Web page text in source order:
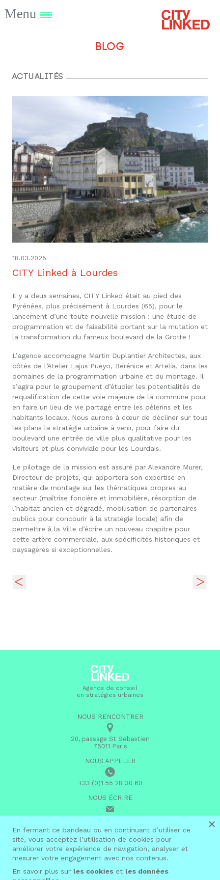
Blog
Actualités
18.03.2025
CITY Linked à Lourdes
Il y a deux semaines, CITY Linked était au pied des
Pyrénées, plus précisément à Lourdes (65), pour le
lancement d’une toute nouvelle mission : une étude de
programmation et de faisabilité portant sur la mutation et
la transformation du fameux boulevard de la Grotte !
L’agence accompagne Martin Duplantier Architectes, aux
côtés de l’Atelier Lajus Pueyo, Bérénice et Artelia, dans les
domaines de la programmation urbaine et du montage. Il
s’agira pour le groupement d’étudier les potentialités de
requalification de cette voie majeure de la commune pour
en faire un lieu de vie partagé entre les pèlerins et les
habitants locaux. Nous aurons à cœur de décliner sur tous
les plans la stratégie urbaine à venir, pour faire du
boulevard une entrée de ville plus qualitative pour les
visiteurs et plus conviviale pour les Lourdais.
Le pilotage de la mission est assuré par Alexandre Murer,
Directeur de projets, qui apportera son expertise en
matière de montage sur les thématiques propres au
secteur (maîtrise foncière et immobilière, résorption de
l’habitat ancien et dégradé, mobilisation de partenaires
publics pour concourir à la stratégie locale) afin de
permettre à la Ville d’écrire un nouveau chapitre pour
cette artère commerciale, aux spécificités historiques et
paysagères si exceptionnelles.
Agence de conseil
en stratégies urbaines
NOUS RENCONTRER
20, passage St Sébastien
75011 Paris
NOUS APPELER
+33 (0)1 55 28 30 60
NOUS ÉCRIRE
linkedin
© 2026 City Linked
En fermant ce bandeau ou en continuant d’utiliser ce
site, vous acceptez l’utilisation de cookies pour
améliorer votre expérience de navigation, analyser et
mesurer votre engagement avec nos contenus.
En savoir plus sur les cookieset les données
×
Menu